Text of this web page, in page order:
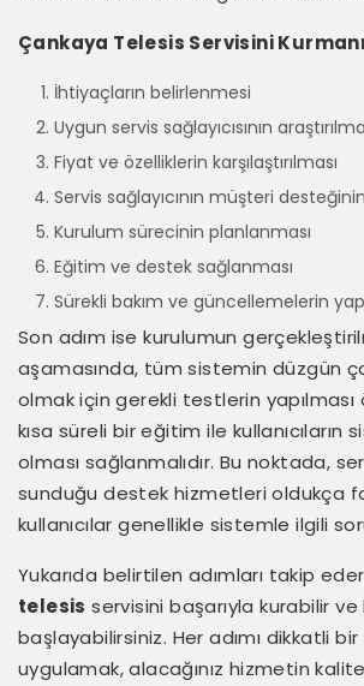
Çankaya Telesis Servisini
İhtiyaçların belirlenmesi
Uygun servis sağlayıcısının
Fiyat ve özelliklerin karşılaştırılması
Servis sağlayıcının müşteri
Kurulum sürecinin planlanması
Eğitim ve destek sağlanması
Sürekli bakım ve güncellemelerin
Son adım ise kurulumun
aşamasında, tüm sistemin düzgün
olmak için gerekli testlerin yapılması
kısa süreli bir eğitim ile
olması sağlanmalıdır. Bu noktada,
sunduğu destek hizmetleri oldukça
kullanıcılar genellikle sistemle ilgili
Yukarıda belirtilen adımları takip
telesis servisini başarıyla kurabilir
başlayabilirsiniz. Her adımı dikkatli
uygulamak, alacağınız hizmetin